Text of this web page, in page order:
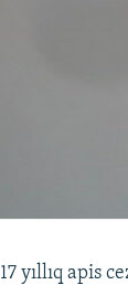
17 yıllıq apis